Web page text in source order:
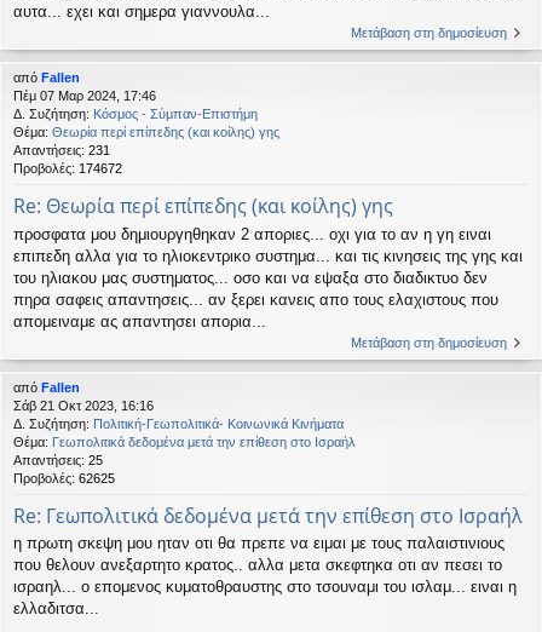
αυτα... εχει και σημερα γιαννουλα...
Μετάβαση στη δημοσίευση
από Fallen
Πέμ 07 Μαρ 2024, 17:46
Δ. Συζήτηση: Κόσμος - Σύμπαν-Επιστήμη
Θέμα: Θεωρία περί επίπεδης (και κοίλης) γης
Απαντήσεις: 231
Προβολές: 174672
Re: Θεωρία περί επίπεδης (και κοίλης) γης
προσφατα μου δημιουργηθηκαν 2 αποριες... οχι για το αν η γη ειναι
επιπεδη αλλα για το ηλιοκεντρικο συστημα... και τις κινησεις της γης και
του ηλιακου μας συστηματος... οσο και να εψαξα στο διαδικτυο δεν
πηρα σαφεις απαντησεις... αν ξερει κανεις απο τους ελαχιστους που
απομειναμε ας απαντησει απορια...
Μετάβαση στη δημοσίευση
από Fallen
Σάβ 21 Οκτ 2023, 16:16
Δ. Συζήτηση: Πολιτική-Γεωπολιτικά- Κοινωνικά Κινήματα
Θέμα: Γεωπολιτικά δεδομένα μετά την επίθεση στο Ισραήλ
Απαντήσεις: 25
Προβολές: 62625
Re: Γεωπολιτικά δεδομένα μετά την επίθεση στο Ισραήλ
η πρωτη σκεψη μου ηταν οτι θα πρεπε να ειμαι με τους παλαιστινιους
που θελουν ανεξαρτητο κρατος.. αλλα μετα σκεφτηκα οτι αν πεσει το
ισραηλ... ο επομενος κυματοθραυστης στο τσουναμι του ισλαμ... ειναι η
ελλαδιτσα...